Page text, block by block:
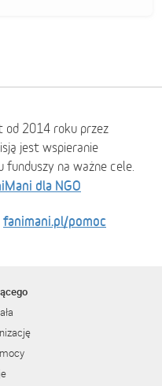
od 2014 roku przez
jest wspieranie
funduszy na ważne cele.
dla NGO
fanimani.pl/pomoc